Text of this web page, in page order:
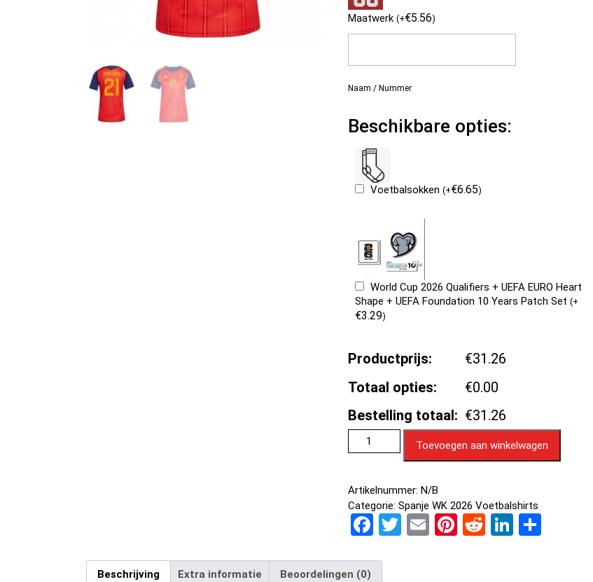
Maatwerk (+€5.56)
Naam / Nummer
Beschikbare opties:
Voetbalsokken (+€6.65)
World Cup 2026 Qualifiers + UEFA EURO Heart
Shape + UEFA Foundation 10 Years Patch Set (+
€3.29)
Productprijs:
€31.26
Totaal opties:
€0.00
Bestelling totaal: €31.26
Toevoegen aan winkelwagen
Artikelnummer: N/B
Categorie: Spanje WK 2026 Voetbalshirts
F
ce
T E Pi R Li D
Beschrijving Extra informatie Beoordelingen (0)